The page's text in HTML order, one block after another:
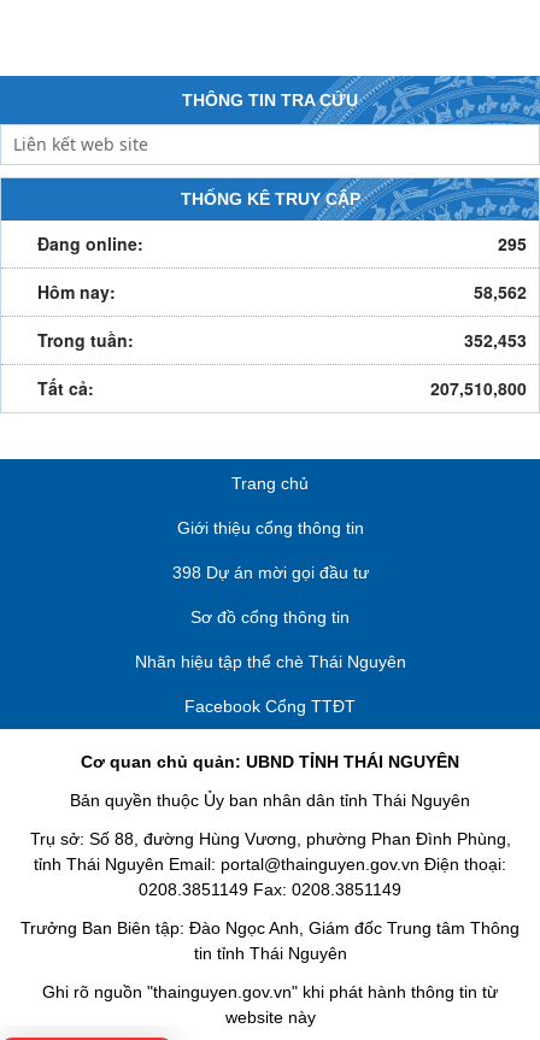
Điểm đến
(15/07/2024)
Ẩm thực Việt Nam trên những lá bài
THÔNG TIN TRA CỨU
THỐNG KÊ TRUY CẬP
Đang online:
295
Hôm nay:
58,562
Trong tuần:
352,453
Tất cả:
207,510,800
Trang chủ
Giới thiệu cổng thông tin
398 Dự án mời gọi đầu tư
Sơ đồ cổng thông tin
Nhãn hiệu tập thể chè Thái Nguyên
Facebook Cổng TTĐT
Cơ quan chủ quản: UBND TỈNH THÁI NGUYÊN
Bản quyền thuộc Ủy ban nhân dân tỉnh Thái Nguyên
Trụ sở: Số 88, đường Hùng Vương, phường Phan Đình Phùng,
tỉnh Thái Nguyên Email: portal@thainguyen.gov.vn Điện thoại:
0208.3851149 Fax: 0208.3851149
Trưởng Ban Biên tập: Đào Ngọc Anh, Giám đốc Trung tâm Thông
tin tỉnh Thái Nguyên
Ghi rõ nguồn "thainguyen.gov.vn" khi phát hành thông tin từ
website này